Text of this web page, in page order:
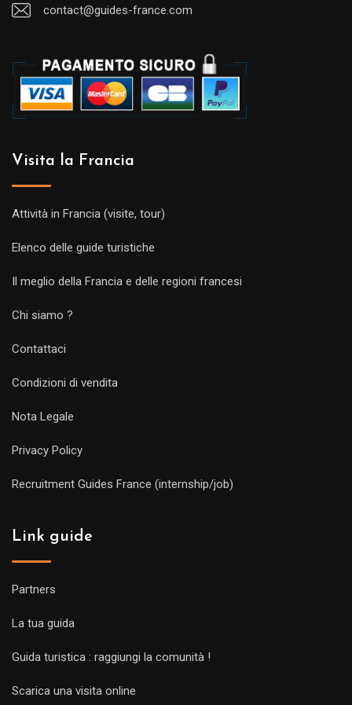
contact@guides-france.com
Visita la Francia
Attività in Francia (visite, tour)
Elenco delle guide turistiche
Il meglio della Francia e delle regioni francesi
Chi siamo ?
Contattaci
Condizioni di vendita
Nota Legale
Privacy Policy
Recruitment Guides France (internship/job)
Link guide
Partners
La tua guida
Guida turistica : raggiungi la comunità !
Scarica una visita online